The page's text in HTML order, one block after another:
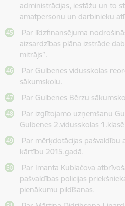
administrācijas, iestāžu un to
amatpersonu un darbinieku
Par līdzfinansējuma
aizsardzības plāna izstrāde
mitrājs”.
Par Gulbenes vidusskolas
sākumskolu.
Par Gulbenes Bērzu
Par izglītojamo uzņemšanu
Gulbenes 2.vidusskolas
Par mērķdotācijas pašvaldību
kārtību 2015.gadā.
Par Imanta Kublačova
pašvaldības policijas
pienākumu pildīšanas.